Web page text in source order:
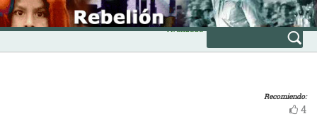
Skip
to
content
INICIO
Avanzada
Recomiendo:
4